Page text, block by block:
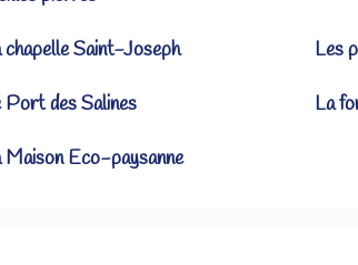
chapelle Saint-Joseph
Port des Salines
Maison Eco-paysanne
Les
La